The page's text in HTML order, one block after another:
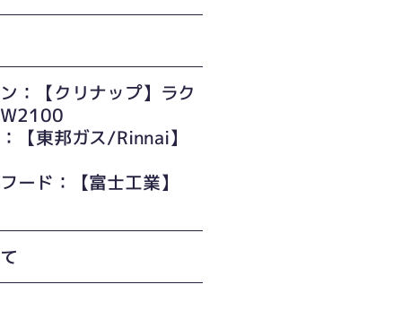
：【クリナップ】ラク
【東邦ガス/Rinnai】
ード：【富士工業】